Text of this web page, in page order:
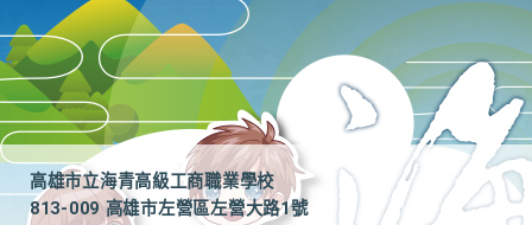
高雄市立海青高級工商職業學校
813-009 高雄市左營區左營大路1號